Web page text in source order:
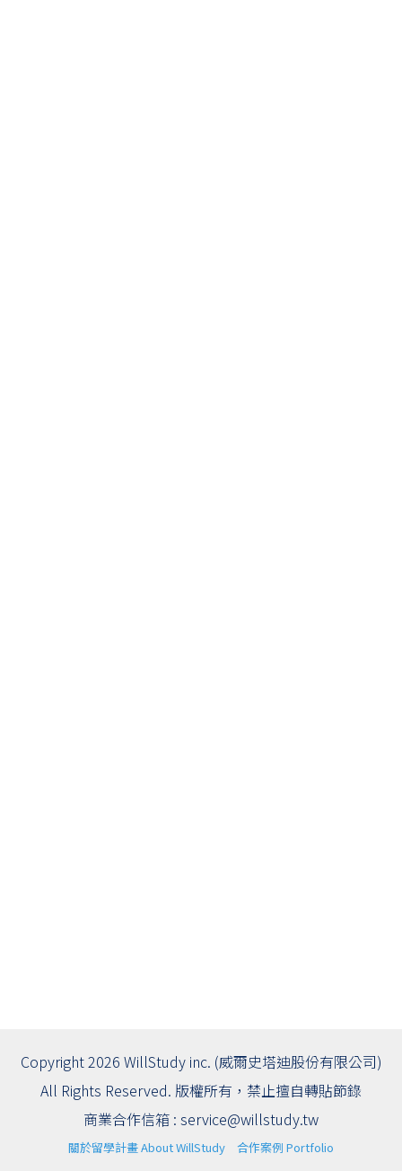
Copyright 2026 WillStudy inc. (威爾史塔迪股份有限公司)
All Rights Reserved. 版權所有，禁止擅自轉貼節錄
商業合作信箱 : service@willstudy.tw
關於留學計畫 About WillStudy 合作案例 Portfolio